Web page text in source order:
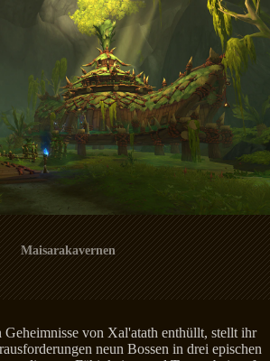
Maisarakavernen
Geheimnisse von Xal'atath enthüllt, stellt ihr
neun Bossen in drei epischen